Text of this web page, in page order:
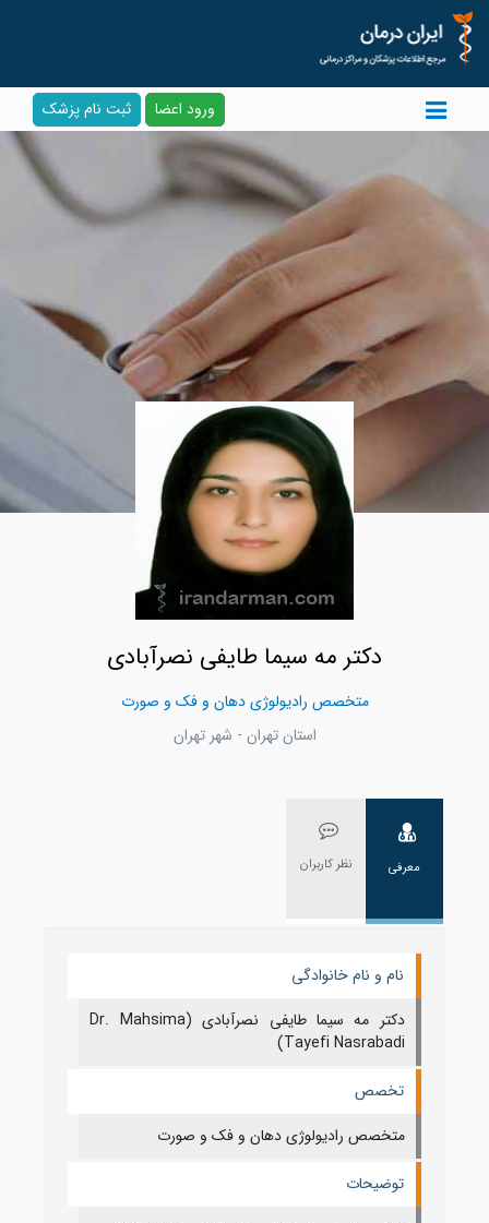
ورود اعضا ثبت نام پزشک
دکتر مه سیما طایفی نصرآبادی
متخصص رادیولوژی دهان و فک و صورت
استان تهران - شهر تهران
معرفی نظر کاربران
نام و نام خانوادگی
دکتر مه سیما طایفی نصرآبادی (Dr. Mahsima
Tayefi Nasrabadi)
تخصص
متخصص رادیولوژی دهان و فک و صورت
توضیحات